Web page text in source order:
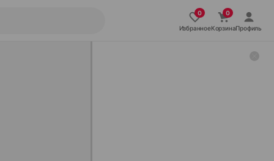
ИзбранноеКорзинаПрофиль